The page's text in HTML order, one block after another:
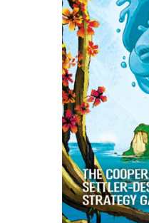
2 - 4 jucători
5 - 6 jucători
Categoriile Noastre
Premiate internațional
Colecția personală
Ușor de invățat
Grafică impresionantă
Ușor de transportat
Cele mai vândute
Durata de joc
Sub 30 de minute